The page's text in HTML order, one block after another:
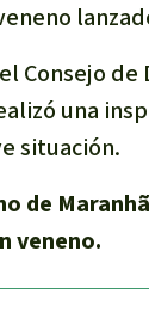
Consejo
una
situación.
de
veneno.